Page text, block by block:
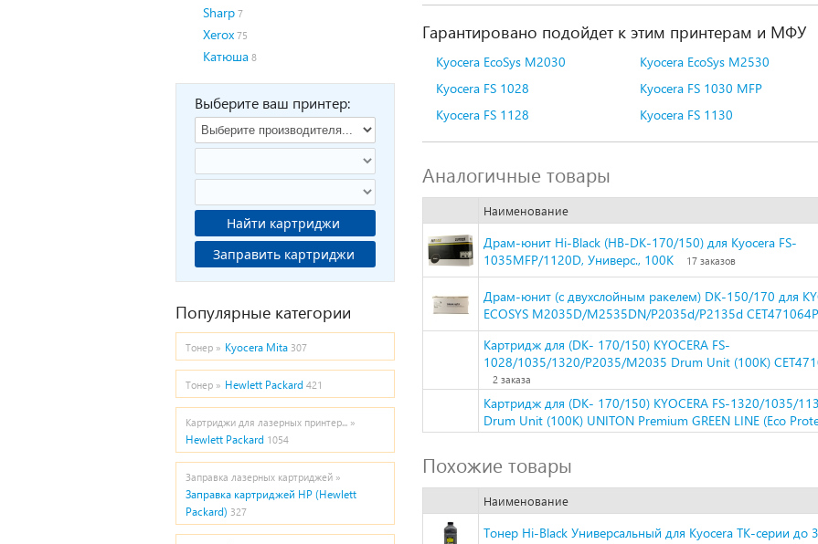
Sharp 7
Xerox 75
Катюша 8
Выберите ваш принтер:
Найти картриджи
Заправить картриджи
Популярные категории
Тонер » Kyocera Mita 307
Тонер » Hewlett Packard 421
Картриджи для лазерных принтер... »
Hewlett Packard 1054
Заправка лазерных картриджей »
Заправка картриджей HP (Hewlett
Packard) 327
Гарантировано подойдет к этим принтерам и МФУ
Kyocera EcoSys M2030 Kyocera EcoSys M2530
Kyocera FS 1028
Kyocera FS 1030 MFP
Kyocera FS 1128
Kyocera FS 1130
Аналогичные товары
Наименование
Драм-юнит Hi-Black (HB-DK-170/150) для Kyocera FS-
1035MFP/1120D, Универс., 100К
17 заказов
Драм-юнит (c двухслойным ракелем) DK-150/170 для
ECOSYS M2035D/M2535DN/P2035d/P2135d CET471064P
Картридж для (DK- 170/150) KYOCERA FS-
1028/1035/1320/P2035/M2035 Drum Unit (100K)
2 заказа
Картридж для (DK- 170/150) KYOCERA FS-1320/1035/
Drum Unit (100K) UNITON Premium GREEN LINE (Eco
Похожие товары
Наименование
Тонер Hi-Black Универсальный для Kyocera TK-серии до